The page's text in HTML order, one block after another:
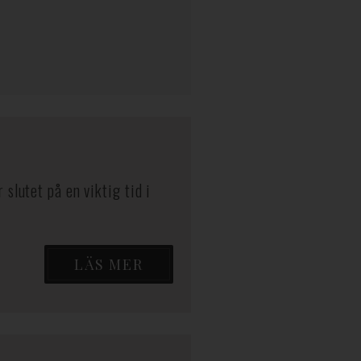
slutet på en viktig tid i
LÄS MER